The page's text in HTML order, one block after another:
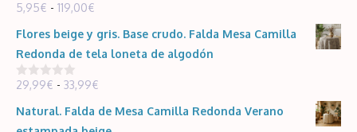
hasta
30,99€
5.00de 5
5,95€ - 119,00€
precios:
5,95€
hasta
119,00€
Flores beige y gris. Base crudo. Falda Mesa Camilla
Redonda de tela loneta de algodón
0
e
29,99€ - 33,99€
de
Natural. Falda de Mesa Camilla Redonda Verano